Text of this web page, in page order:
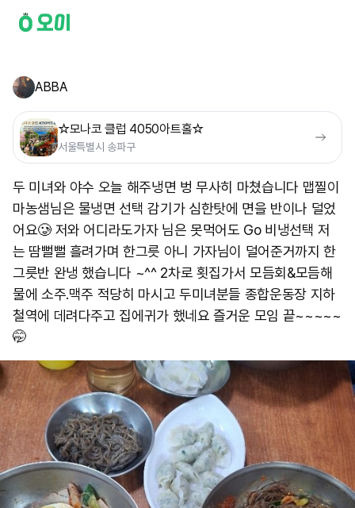
ABBA
☆모나코 클럽 4050아트홀☆
서울특별시 송파구
두 미녀와 야수 오늘 해주냉면 벙 무사히 마쳤습니다 맵찔이
마농샘님은 물냉면 선택 감기가 심한탓에 면을 반이나 덜었
어요🥲 저와 어디라도가자 님은 못먹어도 Go 비냉선택 저
는 땀뻘뻘 흘려가며 한그릇 아니 가자님이 덜어준거까지 한
그릇반 완냉 했습니다 ~^^ 2차로 횟집가서 모듬회&모듬해
물에 소주.맥주 적당히 마시고 두미녀분들 종합운동장 지하
철역에 데려다주고 집에귀가 했네요 즐거운 모임 끝~~~~~
🤭